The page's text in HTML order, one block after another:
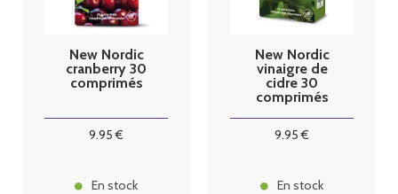
New Nordic
cranberry 30
comprimés
9.95 €
En stock
New Nordic
vinaigre de
cidre 30
comprimés
9.95 €
En stock